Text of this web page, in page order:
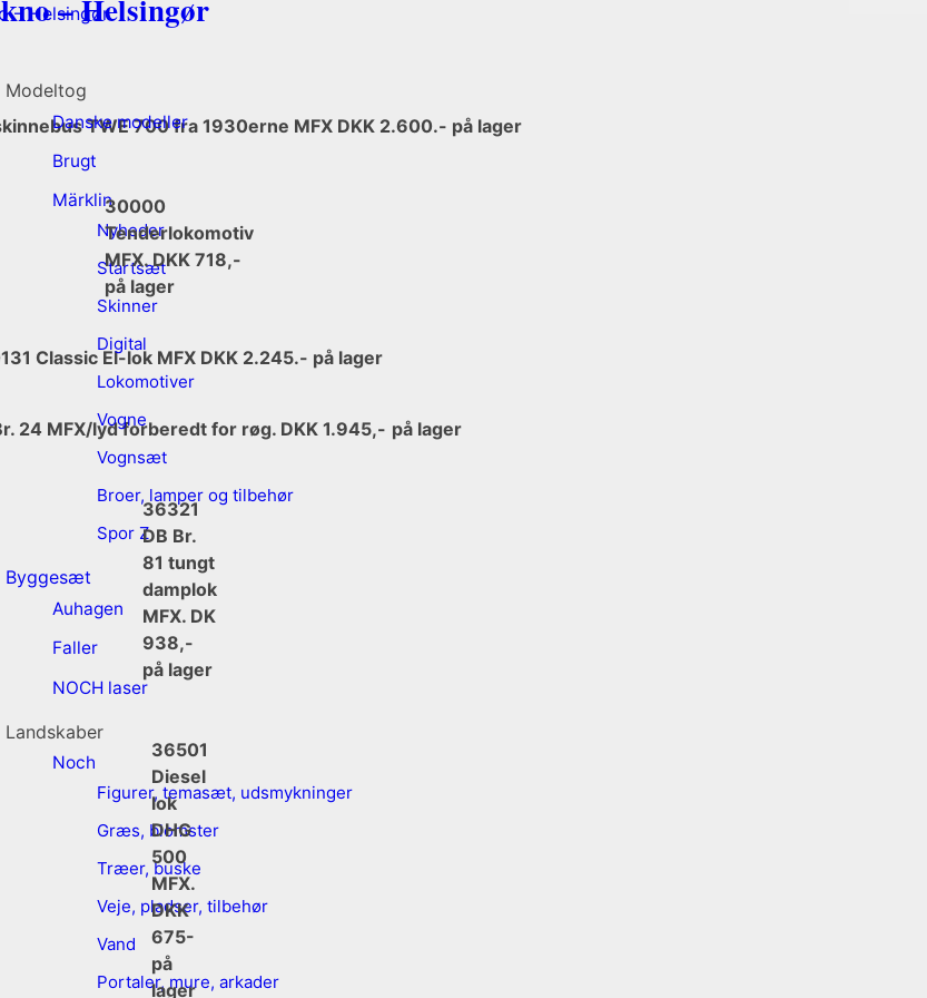
– Helsingør
Modeltog
Danske modeller
Brugt
Märklin
Nyheder
Startsæt
Skinner
Digital
Lokomotiver
Vogne
Vognsæt
Broer, lamper og tilbehør
Spor Z
Byggesæt
Auhagen
Faller
NOCH laser
Landskaber
Noch
Figurer, temasæt, udsmykninger
Græs, blomster
Træer, buske
Veje, pladser, tilbehør
Vand
Portaler, mure, arkader
TWE 700 fra 1930erne MFX DKK 2.600.- på lager
30000
Tenderlokomotiv
MFX. DKK 718,-
på lager
Classic El-lok MFX DKK 2.245.- på lager
24 MFX/lyd forberedt for røg. DKK 1.945,- på lager
36321
DB Br.
81 tungt
damplok
MFX. DK
938,-
på lager
36501
Diesel
lok
DHG
500
MFX.
DKK
675-
på
lager